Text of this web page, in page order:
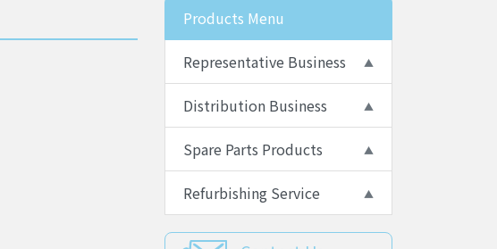
Products Menu
Representative Business
Distribution Business
Spare Parts Products
Refurbishing Service